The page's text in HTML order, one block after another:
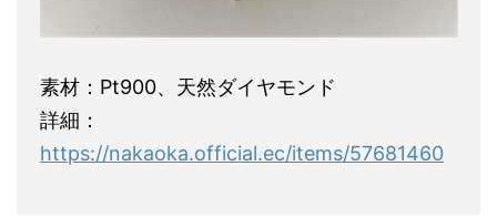
素材：Pt900、天然ダイヤモンド
詳細：
https://nakaoka.official.ec/items/57681460